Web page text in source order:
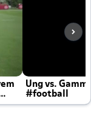
Ung vs.
#football